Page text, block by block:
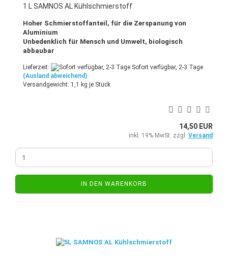
1 L SAMNOS AL Kühlschmierstoff
Hoher Schmierstoffanteil, für die Zerspanung von
Aluminium
Unbedenklich für Mensch und Umwelt, biologisch
abbaubar
Lieferzeit:
Sofort verfügbar, 2-3 Tage
(Ausland abweichend)
Versandgewicht: 1,1 kg je Stück
14,50 EUR
inkl. 19% MwSt. zzgl. Versand
IN DEN WARENKORB